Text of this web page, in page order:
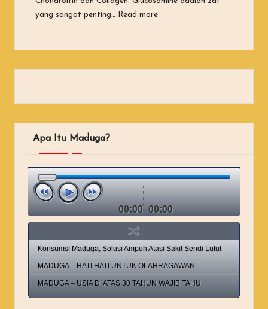
yang sangat penting…
Read more“Apa Itu Maduga?”
Apa Itu Maduga?
00:00 00:00
Konsumsi Maduga, Solusi Ampuh Atasi Sakit Sendi Lutut
MADUGA – HATI HATI UNTUK OLAHRAGAWAN
MADUGA – USIA DI ATAS 30 TAHUN WAJIB TAHU